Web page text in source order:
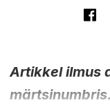
Artikkel ilmus